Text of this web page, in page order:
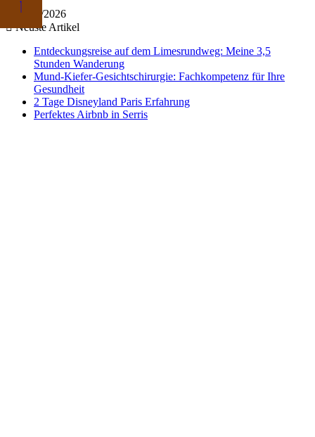
07/08/2026
Neuste Artikel
Entdeckungsreise auf dem Limesrundweg: Meine 3,5
Stunden Wanderung
Mund-Kiefer-Gesichtschirurgie: Fachkompetenz für Ihre
Gesundheit
2 Tage Disneyland Paris Erfahrung
Perfektes Airbnb in Serris